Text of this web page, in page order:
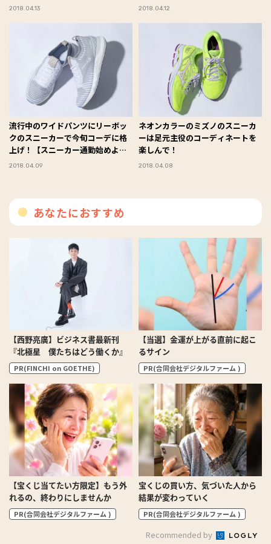
2018.04.13 2018.04.12
流行中のワイドパンツにリーボッ
クのスニーカーで今旬コーデに格
上げ！【スニーカー通勤始めよ
う！】
2018.04.09
ネオンカラーのミズノのスニーカ
ーは足元主役のコーディネートを
楽しんで！
2018.04.08
あなたにおすすめ
【西野亮廣】ビジネス書最新刊
『北極星 僕たちはどう働くか』
PR(FINCHI on GOETHE)
【当選】金運が上がる直前に起こ
るサイン
PR(合同会社デジタルファーム )
【宝くじ当てたい方限定】もう外
れるの、終わりにしませんか
PR(合同会社デジタルファーム )
宝くじの買い方、気づいた人から
結果が変わっていく
PR(合同会社デジタルファーム )
Recommended by